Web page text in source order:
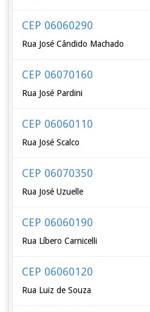
CEP 06060290
Rua José Cândido Machado
CEP 06070160
Rua José Pardini
CEP 06060110
Rua José Scalco
CEP 06070350
Rua José Uzuelle
CEP 06060190
Rua Líbero Carnicelli
CEP 06060120
Rua Luiz de Souza